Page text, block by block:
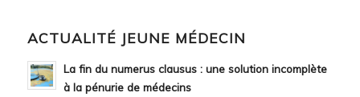
ACTUALITÉ JEUNE MÉDECIN
La fin du numerus clausus : une solution incomplète
à la pénurie de médecins